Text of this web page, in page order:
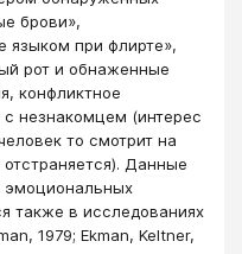
брови»,
языком при флирте»,
рот и обнаженные
конфликтное
с незнакомцем (интерес
то смотрит на
Данныe
эмоциональных
также в исследованиях
1979; Ekman, Keltner,